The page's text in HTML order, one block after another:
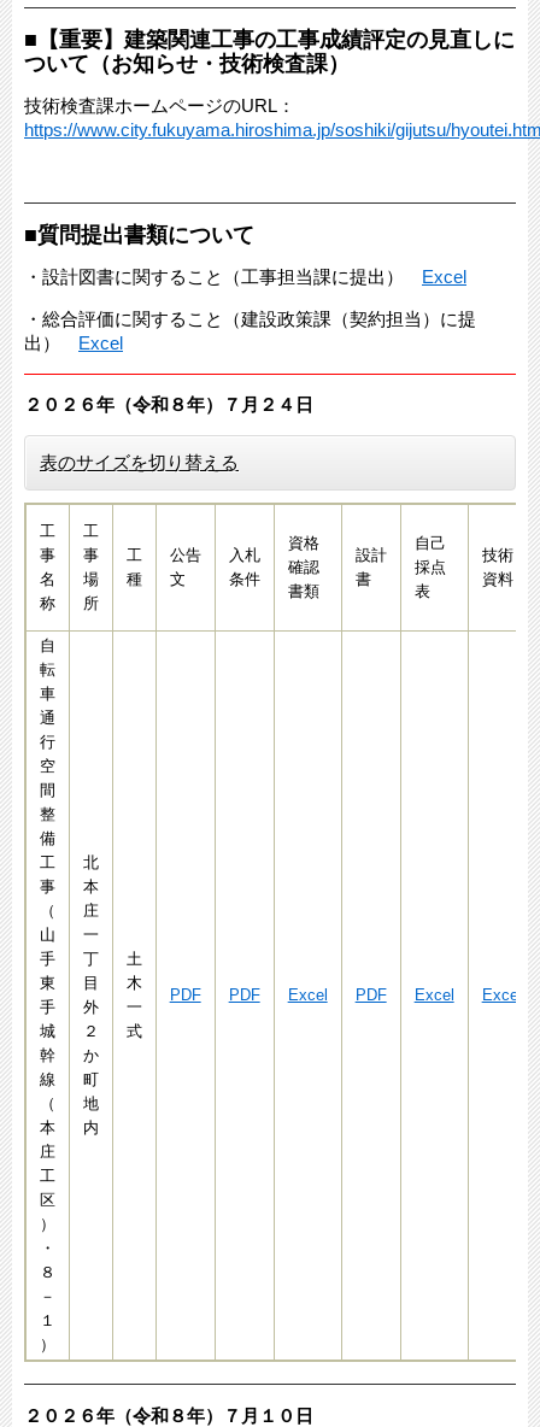
■【重要】建築関連工事の工事成績評定の見直しに
ついて（お知らせ・技術検査課）
技術検査課ホームページのURL：
https://www.city.fukuyama.hiroshima.jp/soshiki/gijutsu/
■質問提出書類について
・設計図書に関すること（工事担当課に提出） Excel
・総合評価に関すること（建設政策課（契約担当）に提
出） Excel
２０２６年（令和８年）７月２４日​​​
表のサイズを切り替える
工
事
名
称
工
事
場
所
工
種
公告
文
入札
条件
資格
確認
書類
設計
書
自己
採点
表
技術
資料
自
転
車
通
行
空
間
整
備
工
事
（
山
手
東
手
城
幹
線
（
本
庄
工
区
）
・
８
－
１
）
北
本
庄
一
丁
目
外
２
か
町
地
内
土
木
一
式
PDF PDF Excel PDF Excel Excel
２０２６年（令和８年）７月１０日​​